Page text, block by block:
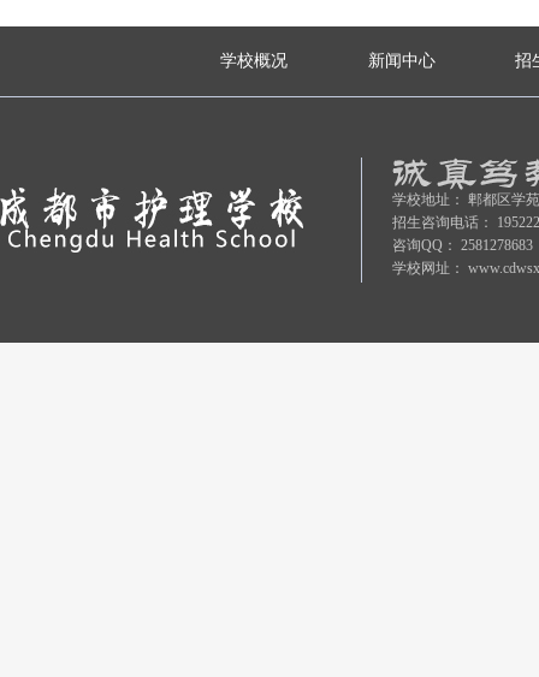
学校概况 新闻中心 招
学校地址： 郫都区学
招生咨询电话：
咨询QQ： 2581278683
学校网址：